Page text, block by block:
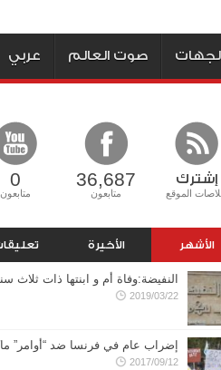
صوت العالم عربي
إشترك
الموقع
36,687
متابعون
0
متابعون
الأشهر الأخيرة
النفيضة:وفاة أم و ابنتها ذات ثلاث
2019/03/22
إضراب عام في فرنسا ضد “أوامر”
2017/09/12